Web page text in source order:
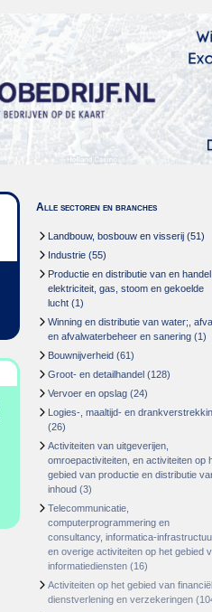
Alle sectoren en branches
Landbouw, bosbouw en visserij (51)
Industrie (55)
Productie en distributie van en
elektriciteit, gas, stoom en gekoelde
lucht (1)
Winning en distributie van water;,
en afvalwaterbeheer en sanering (1)
Bouwnijverheid (61)
Groot- en detailhandel (128)
Vervoer en opslag (24)
Logies-, maaltijd- en
(26)
Activiteiten van uitgeverijen,
omroepactiviteiten, en activiteiten op
gebied van productie en distributie
inhoud (3)
Telecommunicatie,
computerprogrammering en
consultancy, informatica-
en overige activiteiten op het gebied
informatiediensten (16)
Activiteiten op het gebied van
dienstverlening en verzekeringen